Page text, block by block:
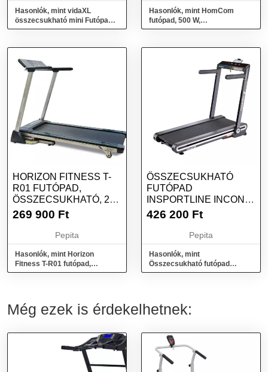
Hasonlók, mint vidaXL
összecsukható mini Futópad
93x36cm, fekete, maximális
Hasonlók, mint HomCom
futópad, 500 W,
összecsukható, LCD
HORIZON FITNESS T-
R01 FUTÓPAD,
ÖSSZECSUKHATÓ, 25
269 900 Ft
Pepita
Hasonlók, mint Horizon
Fitness T-R01 futópad,
összecsukható, 25
ÖSSZECSUKHATÓ
FUTÓPAD
INSPORTLINE INCONDI
T35I
426 200 Ft
Pepita
Hasonlók, mint
Összecsukható futópad
inSPORTline inCondi T35i
Még ezek is érdekelhetnek: